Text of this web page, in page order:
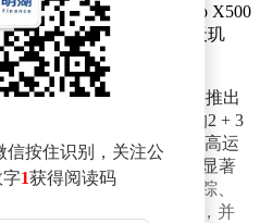
芯片的产品。其中，vivo X500
时它将全球首发联发科天玑
N2P 2nm工艺，是联发科推出
构方面，它更换为全新的2 + 3
颗C2 - Ultra超大核心，最高运
代天玑9500的4.21GHz有显著
神经加速器，在光线追踪、
方面都实现了全面增强，并
信按住识别，关注公
字1获得阅读码